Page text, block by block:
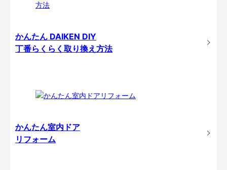
かんたん DAIKEN DIY
丁番らくらく取り換え方法
かんたん室内ドア
リフォーム